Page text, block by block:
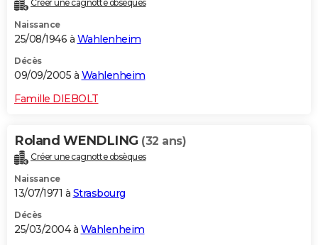
Créer une cagnotte obsèques
Naissance
25/08/1946 à Wahlenheim
Décès
09/09/2005 à Wahlenheim
Famille DIEBOLT
Roland WENDLING (32 ans)
Créer une cagnotte obsèques
Naissance
13/07/1971 à Strasbourg
Décès
25/03/2004 à Wahlenheim